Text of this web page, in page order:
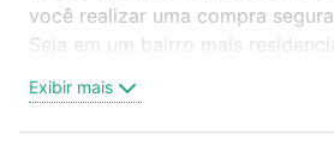
você realizar uma compra
Seja em um bairro mais
oferta ideal de Imóveis com 3
Guatambu, Piedade, SP para
Exibir mais